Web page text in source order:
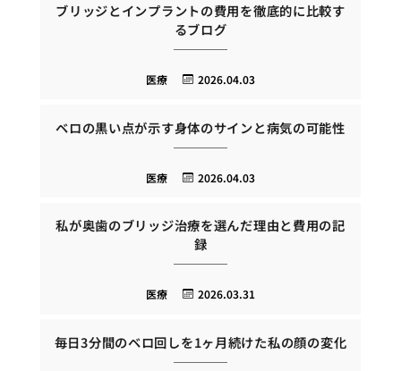
ブリッジとインプラントの費用を徹底的に比較す
るブログ
2026.04.03
医療
ベロの黒い点が示す身体のサインと病気の可能性
2026.04.03
医療
私が奥歯のブリッジ治療を選んだ理由と費用の記
録
2026.03.31
医療
毎日3分間のベロ回しを1ヶ月続けた私の顔の変化